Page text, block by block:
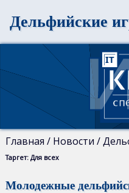
Дельфийские
Главная
Новости
Контакты
История
кафедры
Главная / Новости /
Таргет: Для всех
Молодежные